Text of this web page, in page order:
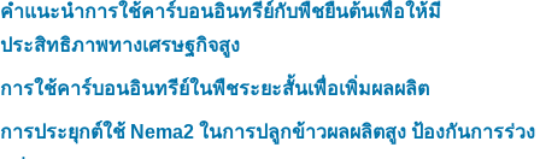
คำแนะนำการใช้คาร์บอนอินทรีย์กับพืชยืนต้นเพื่อให้มี
ประสิทธิภาพทางเศรษฐกิจสูง
การใช้คาร์บอนอินทรีย์ในพืชระยะสั้นเพื่อเพิ่มผลผลิต
การประยุกต์ใช้ Nema2 ในการปลูกข้าวผลผลิตสูง ป้องกันการร่วง